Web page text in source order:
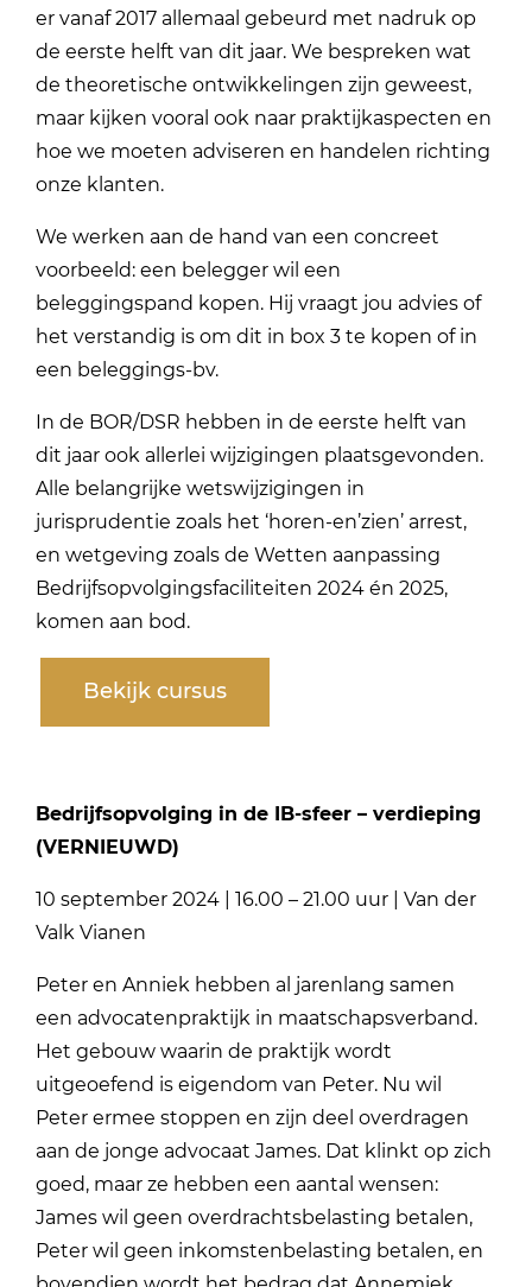
er vanaf 2017 allemaal gebeurd met nadruk op
de eerste helft van dit jaar. We bespreken wat
de theoretische ontwikkelingen zijn geweest,
maar kijken vooral ook naar praktijkaspecten en
hoe we moeten adviseren en handelen richting
onze klanten.
We werken aan de hand van een concreet
voorbeeld: een belegger wil een
beleggingspand kopen. Hij vraagt jou advies of
het verstandig is om dit in box 3 te kopen of in
een beleggings-bv.
In de BOR/DSR hebben in de eerste helft van
dit jaar ook allerlei wijzigingen plaatsgevonden.
Alle belangrijke wetswijzigingen in
jurisprudentie zoals het ‘horen-en’zien’ arrest,
en wetgeving zoals de Wetten aanpassing
Bedrijfsopvolgingsfaciliteiten 2024 én 2025,
komen aan bod.
Bekijk cursus
Bedrijfsopvolging in de IB-sfeer – verdieping
(VERNIEUWD)
10 september 2024 | 16.00 – 21.00 uur | Van der
Valk Vianen
Peter en Anniek hebben al jarenlang samen
een advocatenpraktijk in maatschapsverband.
Het gebouw waarin de praktijk wordt
uitgeoefend is eigendom van Peter. Nu wil
Peter ermee stoppen en zijn deel overdragen
aan de jonge advocaat James. Dat klinkt op zich
goed, maar ze hebben een aantal wensen:
James wil geen overdrachtsbelasting betalen,
Peter wil geen inkomstenbelasting betalen, en